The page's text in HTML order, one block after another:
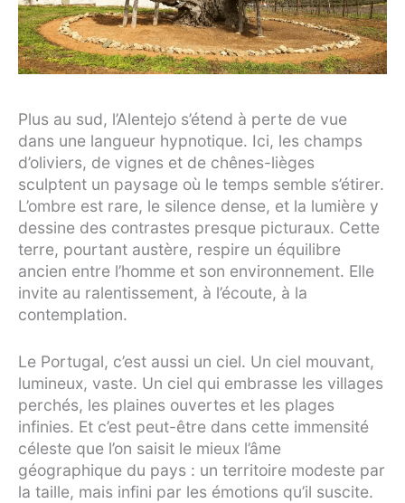
Plus au sud, l’Alentejo s’étend à perte de vue
dans une langueur hypnotique. Ici, les champs
d’oliviers, de vignes et de chênes-lièges
sculptent un paysage où le temps semble s’étirer.
L’ombre est rare, le silence dense, et la lumière y
dessine des contrastes presque picturaux. Cette
terre, pourtant austère, respire un équilibre
ancien entre l’homme et son environnement. Elle
invite au ralentissement, à l’écoute, à la
contemplation.
Le Portugal, c’est aussi un ciel. Un ciel mouvant,
lumineux, vaste. Un ciel qui embrasse les villages
perchés, les plaines ouvertes et les plages
infinies. Et c’est peut-être dans cette immensité
céleste que l’on saisit le mieux l’âme
géographique du pays : un territoire modeste par
la taille, mais infini par les émotions qu’il suscite.